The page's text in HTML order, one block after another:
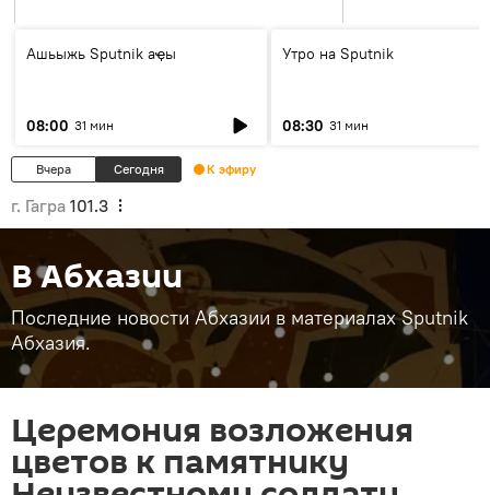
Ашьыжь Sputnik аҿы
08:00 31 мин
Утро на Sputnik
08:30 31 мин
Вчера Сегодня К эфиру
г. Гагра 101.3
В Абхазии
Последние новости Абхазии в материалах Sputnik
Абхазия.
Церемония возложения
цветов к памятнику